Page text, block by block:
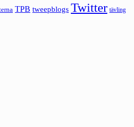
TPB tweepblogs Twitter tävling